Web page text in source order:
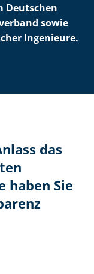
Deutschen
sowie
Ingenieure.
das
haben Sie